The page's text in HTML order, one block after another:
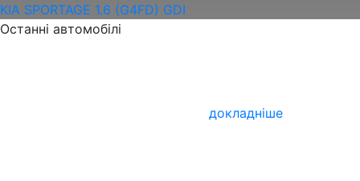
KIA SPORTAGE 1.6 (G4FD) GDI
Останні автомобілі
докладніше